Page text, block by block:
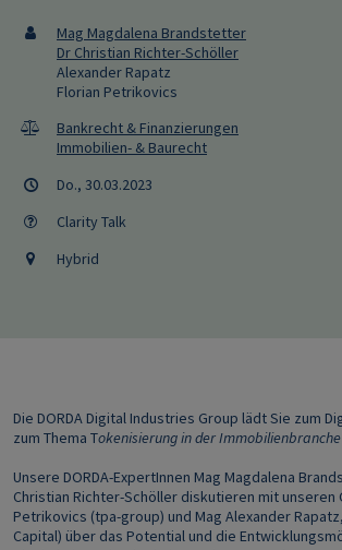
Mag Magdalena Brandstetter
Dr Christian Richter-Schöller
Alexander Rapatz
Florian Petrikovics
Bankrecht & Finanzierungen
Immobilien- & Baurecht
Do., 30.03.2023
Clarity Talk
Hybrid
Die DORDA Digital Industries Group lädt Sie zum
zum Thema Tokenisierung in der Immobilienbranche
Unsere DORDA-ExpertInnen Mag Magdalena
Christian Richter-Schöller diskutieren mit unseren
Petrikovics (tpa-group) und Mag Alexander
Capital) über das Potential und die